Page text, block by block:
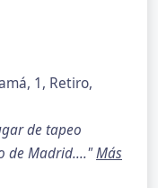
1, Retiro,
de tapeo
de Madrid...."Más